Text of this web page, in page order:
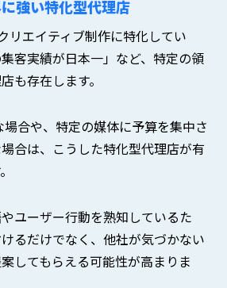
強い特化型代理店
リエイティブ制作に特化してい
客実績が日本一」など、特定の領
も存在します。
合や、特定の媒体に予算を集中さ
合は、こうした特化型代理店が有
ユーザー行動を熟知しているた
るだけでなく、他社が気づかない
してもらえる可能性が高まりま